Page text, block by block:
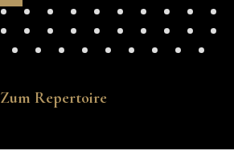
Zum Repertoire